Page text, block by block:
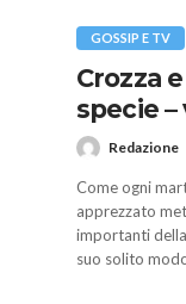
GOSSIP E TV
Crozza
specie –
Redazione
Come ogni
apprezzato
importanti
suo solito